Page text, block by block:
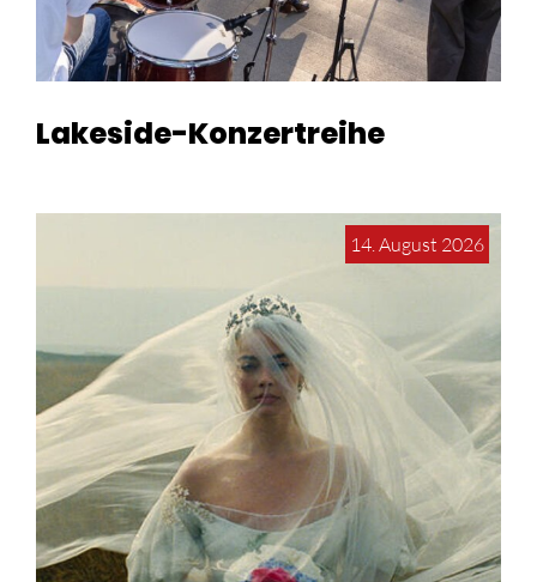
Lakeside-Konzertreihe
14. August 2026